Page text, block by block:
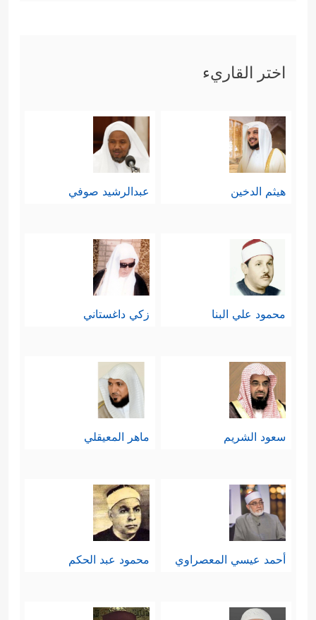
اختر القاريء
هيثم الدخين عبدالرشيد صوفي
محمود علي البنا زكي داغستاني
سعود الشريم ماهر المعيقلي
أحمد عيسي المعصراوي محمود عبد الحكم